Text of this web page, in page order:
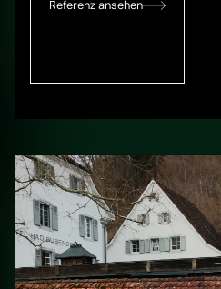
Referenz ansehen